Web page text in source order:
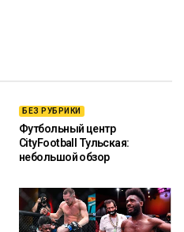
БЕЗ РУБРИКИ
Футбольный центр
CityFootball Тульская:
небольшой обзор